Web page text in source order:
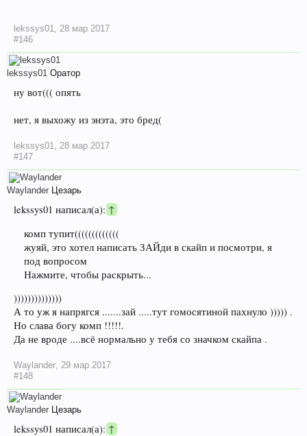
lekssys01
28 мар 2017
#146
lekssys01 Оратор
ну вот((( опять
нет, я выхожу из энэта, это бред(
lekssys01
28 мар 2017
#147
Waylander Цезарь
lekssys01 написал(а):↑
комп тупит(((((((((((((
жуяй, это хотел написать ЗАЙди в скайп и посмотри, я
под вопросом
Нажмите, чтобы раскрыть...
))))))))))))))
А то уж я напрягся .......зай .....тут гомосятиной пахнуло ))))) .
Но слава богу комп !!!!!.
Да не вроде ....всё нормально у тебя со значком скайпа .
Waylander, 29 мар 2017
#148
Waylander Цезарь
lekssys01 написал(а): ↑